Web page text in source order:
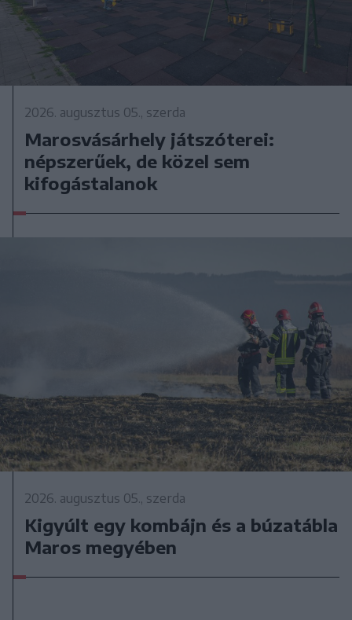
2026. augusztus 05., szerda
Marosvásárhely játszóterei:
népszerűek, de közel sem
kifogástalanok
2026. augusztus 05., szerda
Kigyúlt egy kombájn és a búzatábla
Maros megyében